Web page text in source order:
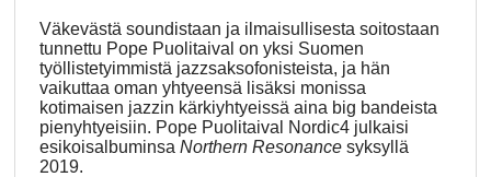
Väkevästä soundistaan ja ilmaisullisesta soitostaan
tunnettu Pope Puolitaival on yksi Suomen
työllistetyimmistä jazzsaksofonisteista, ja hän
vaikuttaa oman yhtyeensä lisäksi monissa
kotimaisen jazzin kärkiyhtyeissä aina big bandeista
pienyhtyeisiin. Pope Puolitaival Nordic4 julkaisi
esikoisalbuminsa Northern Resonancesyksyllä
2019.